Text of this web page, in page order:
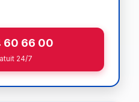
60 66 00
24/7